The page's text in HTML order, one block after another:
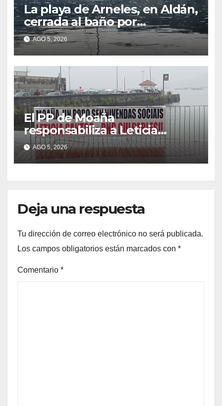
La playa de Arneles, en Aldán,
cerrada al baño por
contaminación del agua tras
detectarse restos fecales
AGO 5, 2026
El PP de Moaña
responsabiliza a Leticia
Santos de poner en riesgo la
construcción de viviendas
sociales de As Raíñas
AGO 5, 2026
Deja una respuesta
Tu dirección de correo electrónico no será publicada.
Los campos obligatorios están marcados con *
Comentario *